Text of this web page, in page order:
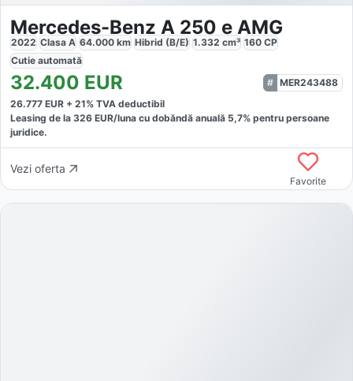
Mercedes-Benz A 250 e AMG
2022 Clasa A 64.000 km Hibrid (B/E) 1.332 cm³ 160 CP
Cutie automată
32.400 EUR
MER243488
26.777 EUR + 21% TVA deductibil
Leasing de la 326 EUR/luna cu dobăndă anuală 5,7% pentru persoane
juridice.
Vezi oferta
Favorite